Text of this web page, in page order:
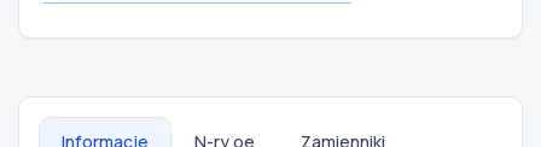
Informacje N-ry oe Zamienniki